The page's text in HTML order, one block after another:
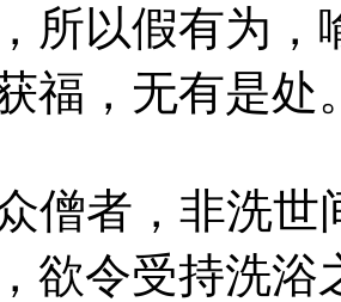
所以假有为，
福，无有是处
僧者，非洗
欲令受持洗浴